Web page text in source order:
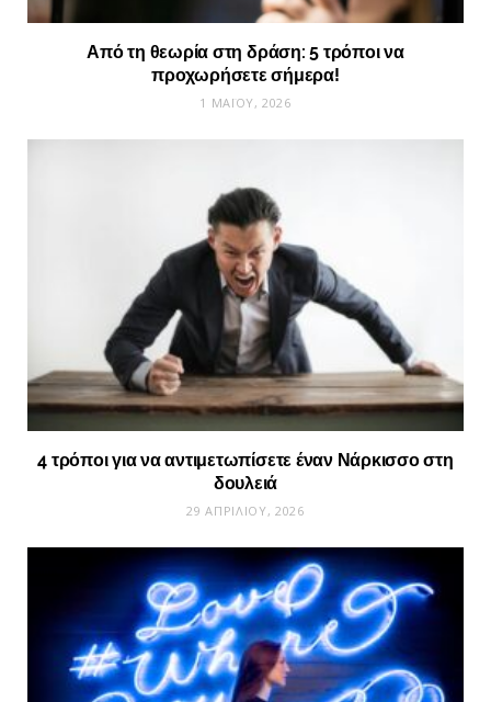
Από τη θεωρία στη δράση: 5 τρόποι να
προχωρήσετε σήμερα!
1 ΜΑΪ́ΟΥ, 2026
4 τρόποι για να αντιμετωπίσετε έναν Νάρκισσο στη
δουλειά
29 ΑΠΡΙΛΊΟΥ, 2026